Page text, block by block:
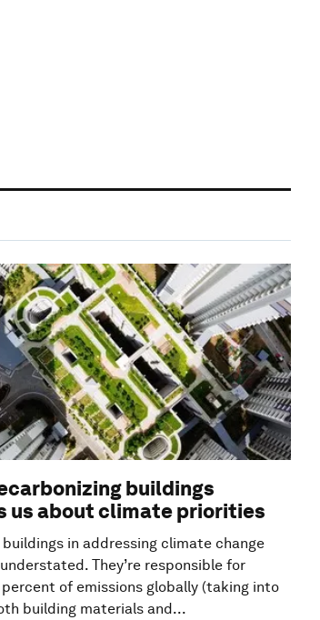
buildings
us about climate priorities
buildings in addressing climate change
They’re responsible for
percent of emissions globally (taking into
building materials and...